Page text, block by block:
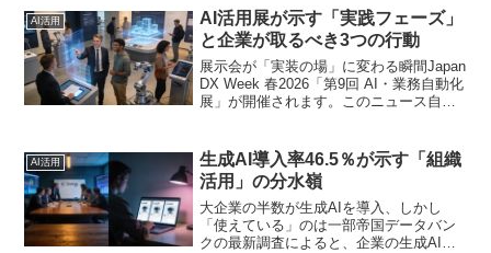
局は人間がチェックする二度手間に。社
内文書の要約を...
AI活用
AI活用展が示す「実践フェーズ」
と企業が取るべき3つの行動
展示会が「実装の場」に変わる瞬間Japan
DX Week 春2026「第9回 AI・業務自動化
展」が開催されます。このニュース自体
熟度を映す鏡です。第1回が「AIとは...
AI活用
生成AI導入率46.5％が示す「組織
活用」の分水嶺
大企業の半数が生成AIを導入、しかし
「使えている」のは一部帝国データバン
クの最新調査によると、企業の生成AI活